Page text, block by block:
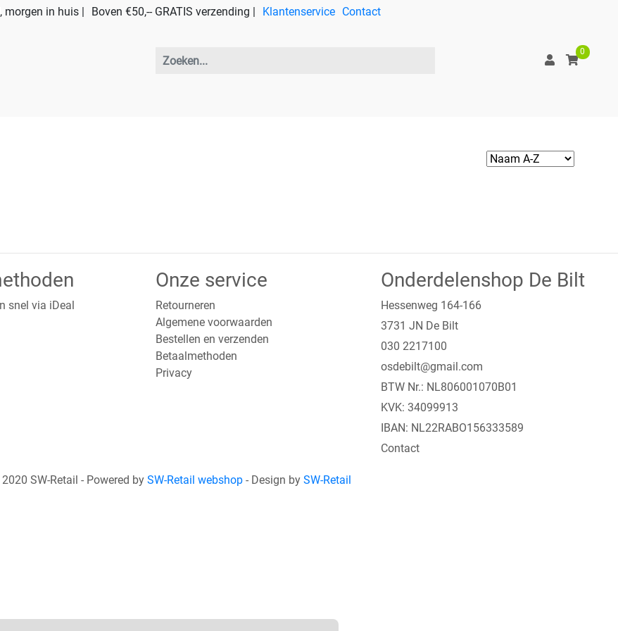
morgen in huis | Boven €50,-- GRATIS verzending | Klantenservice Contact
0
snel via iDeal
Onze service
Retourneren
Algemene voorwaarden
Bestellen en verzenden
Betaalmethoden
Privacy
Onderdelenshop De Bilt
Hessenweg 164-166
3731 JN De Bilt
030 2217100
osdebilt@gmail.com
BTW Nr.: NL806001070B01
KVK: 34099913
IBAN: NL22RABO156333589
Contact
SW-Retail - Powered by SW-Retail webshop- Design by SW-Retail